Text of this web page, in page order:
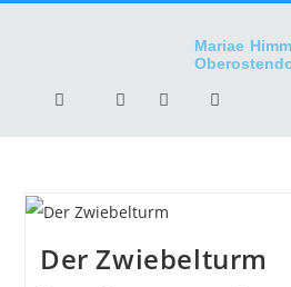
Mariae
Der Zwiebelturm